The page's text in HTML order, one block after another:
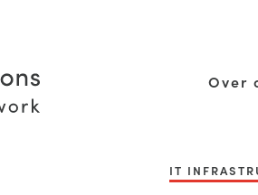
Over
IT